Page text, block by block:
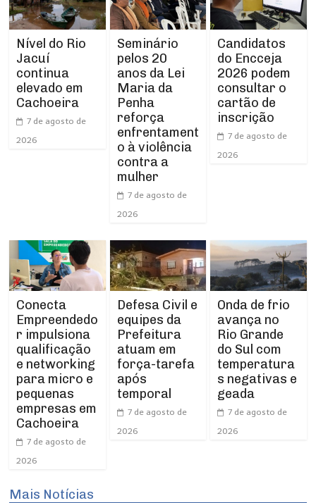
Nível do Rio
Jacuí
continua
elevado em
Cachoeira
7 de agosto de
2026
Seminário
pelos 20
anos da Lei
Maria da
Penha
reforça
enfrentament
o à violência
contra a
mulher
7 de agosto de
2026
Candidatos
do Encceja
2026 podem
consultar o
cartão de
inscrição
7 de agosto de
2026
Conecta
Empreendedo
r impulsiona
qualificação
e networking
para micro e
pequenas
empresas em
Cachoeira
7 de agosto de
2026
Defesa Civil e
equipes da
Prefeitura
atuam em
força-tarefa
após
temporal
7 de agosto de
2026
Onda de frio
avança no
Rio Grande
do Sul com
temperatura
s negativas e
geada
7 de agosto de
2026
Mais Notícias